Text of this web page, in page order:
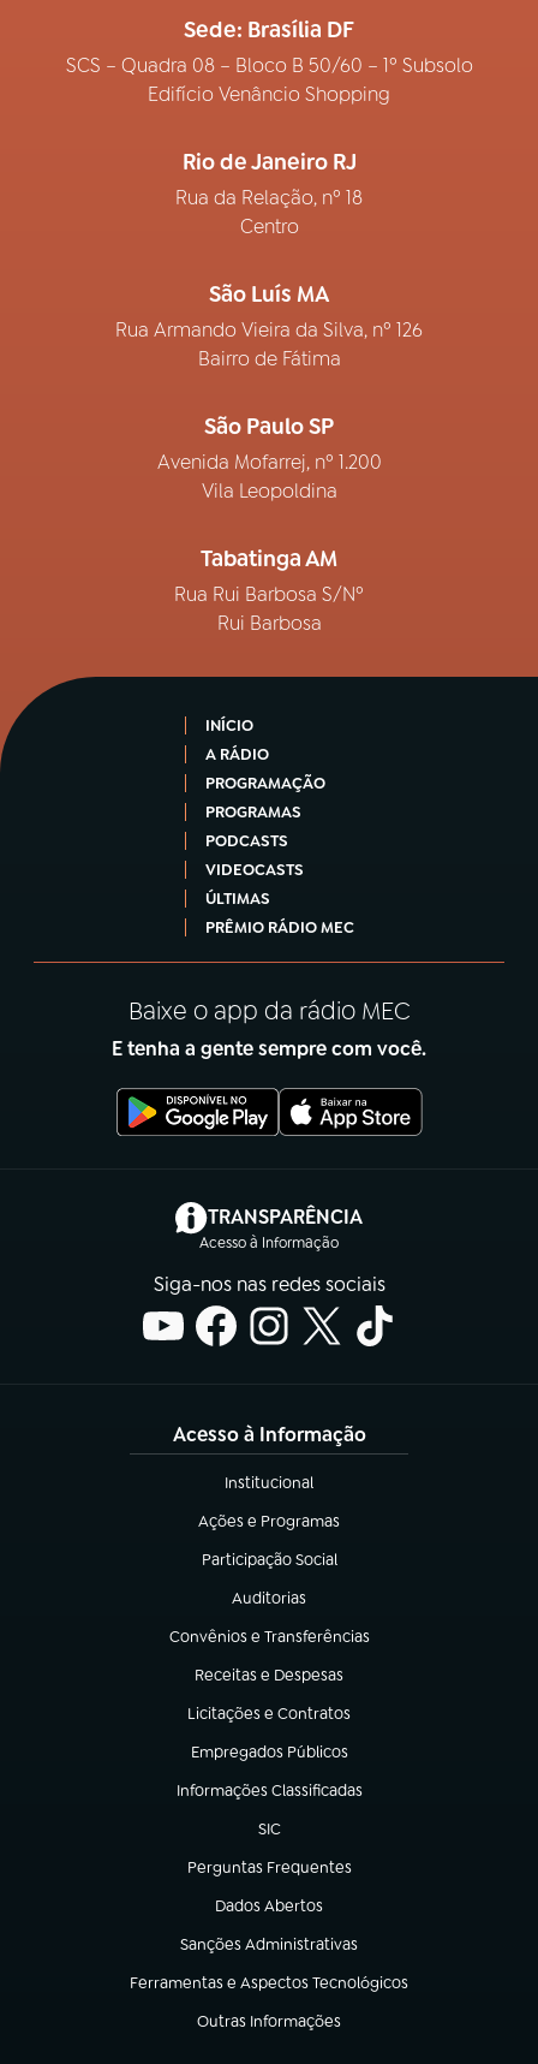
Sede: Brasília DF
SCS – Quadra 08 – Bloco B 50/60 – 1º Subsolo
Edifício Venâncio Shopping
Rio de Janeiro RJ
Rua da Relação, nº 18
Centro
São Luís MA
Rua Armando Vieira da Silva, nº 126
Bairro de Fátima
São Paulo SP
Avenida Mofarrej, nº 1.200
Vila Leopoldina
Tabatinga AM
Rua Rui Barbosa S/Nº
Rui Barbosa
INÍCIO
A RÁDIO
PROGRAMAÇÃO
PROGRAMAS
PODCASTS
VIDEOCASTS
ÚLTIMAS
PRÊMIO RÁDIO MEC
Baixe o app da rádio MEC
E tenha a gente sempre com você.
TRANSPARÊNCIA
Acesso à Informação
(abre em nova aba)
Siga-nos nas redes sociais
Acesso à Informação
Institucional
(abre em nova aba)
Ações e Programas
(abre em nova aba)
Participação Social
(abre em nova aba)
Auditorias
(abre em nova aba)
Convênios e Transferências
(abre em nova aba)
Receitas e Despesas
(abre em nova aba)
Licitações e Contratos
(abre em nova aba)
Empregados Públicos
(abre em nova aba)
Informações Classificadas
(abre em nova aba)
SIC
(abre em nova aba)
Perguntas Frequentes
(abre em nova aba)
Dados Abertos
(abre em nova aba)
Sanções Administrativas
(abre em nova aba)
Ferramentas e Aspectos Tecnológicos
(abre em nova aba)
Outras Informações
(abre em nova aba)